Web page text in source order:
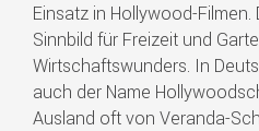
Einsatz in Hollywood-
Sinnbild für Freizeit und
Wirtschaftswunders. In
auch der Name
Ausland oft von Veranda-